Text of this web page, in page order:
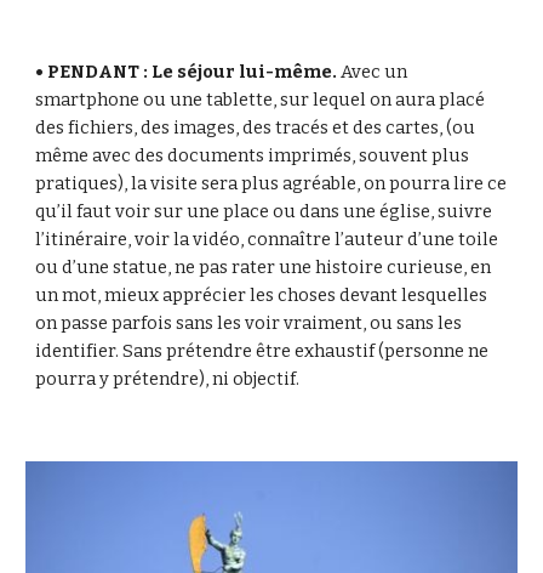
• PENDANT : Le séjour lui-même.Avec un
smartphone ou une tablette, sur lequel on aura placé
des fichiers, des images, des tracés et des cartes, (ou
même avec des documents imprimés, souvent plus
pratiques), la visite sera plus agréable, on pourra lire ce
qu’il faut voir sur une place ou dans une église, suivre
l’itinéraire, voir la vidéo, connaître l’auteur d’une toile
ou d’une statue, ne pas rater une histoire curieuse, en
un mot, mieux apprécier les choses devant lesquelles
on passe parfois sans les voir vraiment, ou sans les
identifier. Sans prétendre être exhaustif (personne ne
pourra y prétendre), ni objectif.